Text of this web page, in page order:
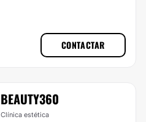
CONTACTAR
BEAUTY360
Clínica estética